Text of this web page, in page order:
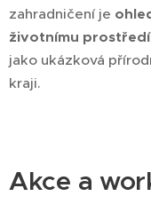
zahradničení je
životnímu prostředí
jako ukázková
kraji.
Akce a